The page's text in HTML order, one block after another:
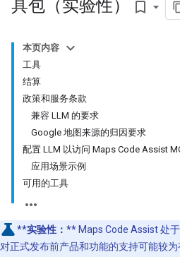
具包（实验性）
bookmark_border
本页内容
工具
结算
政策和服务条款
兼容 LLM 的要求
Google 地图来源的归因要求
配置 LLM 以访问 Maps Code Assist
应用场景示例
可用的工具
**实验性：** Maps Code Assist 处
对正式发布前产品和功能的支持可能较